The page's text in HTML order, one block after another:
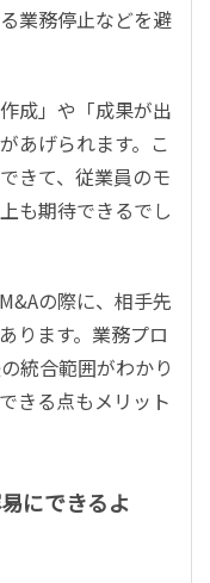
業務停止などを避
成」や「成果が出
あげられます。こ
きて、従業員のモ
も期待できるでし
の際に、相手先
ります。業務プロ
統合範囲がわかり
きる点もメリット
にできるよ